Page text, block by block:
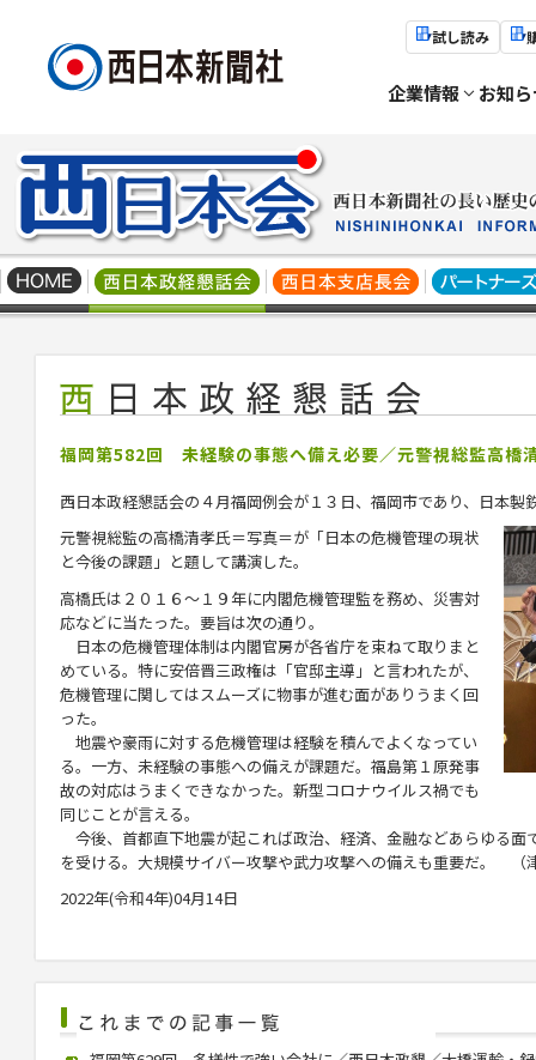
試し読み
企業情報 お知
福岡第582回 未経験の事態へ備え必要／元警視総監高橋
西日本政経懇話会の４月福岡例会が１３日、福岡市であり、日本製
元警視総監の高橋清孝氏＝写真＝が「日本の危機管理の現状
と今後の課題」と題して講演した。
高橋氏は２０１６～１９年に内閣危機管理監を務め、災害対
応などに当たった。要旨は次の通り。
日本の危機管理体制は内閣官房が各省庁を束ねて取りまと
めている。特に安倍晋三政権は「官邸主導」と言われたが、
危機管理に関してはスムーズに物事が進む面がありうまく回
った。
地震や豪雨に対する危機管理は経験を積んでよくなってい
る。一方、未経験の事態への備えが課題だ。福島第１原発事
故の対応はうまくできなかった。新型コロナウイルス禍でも
同じことが言える。
今後、首都直下地震が起これば政治、経済、金融などあらゆる面
を受ける。大規模サイバー攻撃や武力攻撃への備えも重要だ。 （
2022年(令和4年)04月14日